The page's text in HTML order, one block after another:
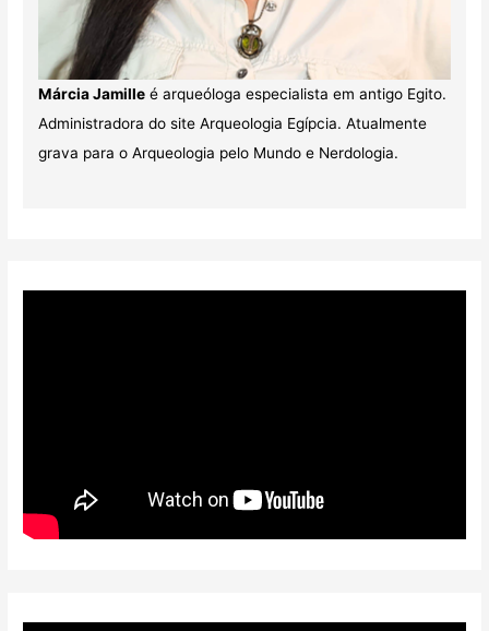
Márcia Jamilleé arqueóloga especialista em antigo Egito.
Administradora do site Arqueologia Egípcia. Atualmente
grava para o Arqueologia pelo Mundo e Nerdologia.